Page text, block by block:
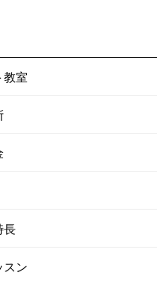
教室
長
スン